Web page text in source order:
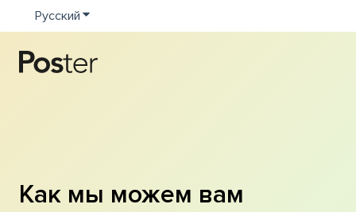
Русский Показать подменю для переводов
Как мы можем вам